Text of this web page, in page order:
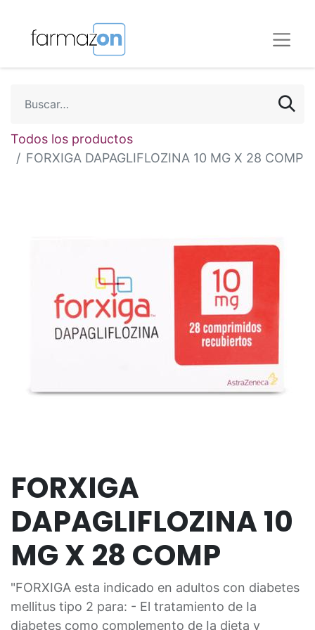
Todos los productos
FORXIGA DAPAGLIFLOZINA 10 MG X 28 COMP
FORXIGA
DAPAGLIFLOZINA 10
MG X 28 COMP
"FORXIGA esta indicado en adultos con diabetes
mellitus tipo 2 para: - El tratamiento de Ia
diabetes como complemento de Ia dieta y